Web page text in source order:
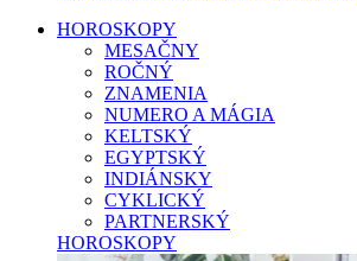
HOROSKOPY
MESAČNY
ROČNÝ
ZNAMENIA
NUMERO A MÁGIA
KELTSKÝ
EGYPTSKÝ
INDIÁNSKY
CYKLICKÝ
PARTNERSKÝ
HOROSKOPY